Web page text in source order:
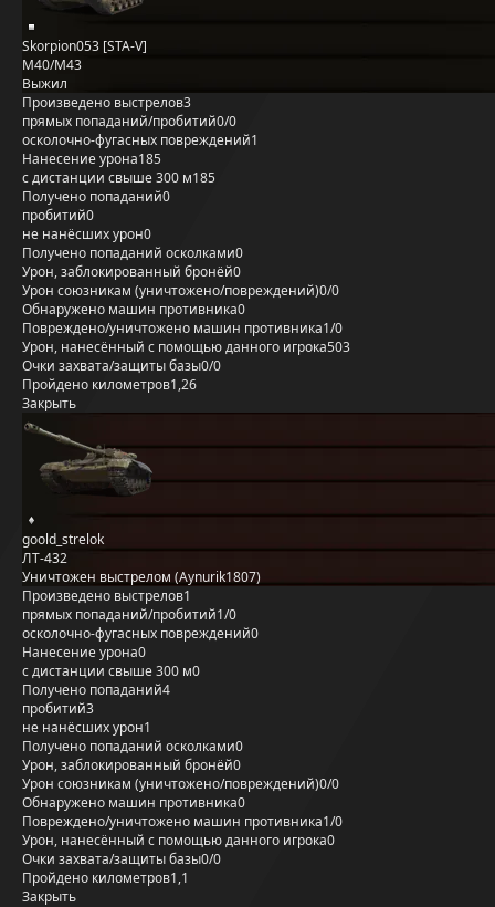
Skorpion053 [STA-V]
M40/M43
Выжил
Произведено выстрелов3
прямых попаданий/пробитий0/0
осколочно-фугасных повреждений1
Нанесение урона185
с дистанции свыше 300 м185
Получено попаданий0
пробитий0
не нанёсших урон0
Получено попаданий осколками0
Урон, заблокированный бронёй0
Урон союзникам (уничтожено/повреждений)0/0
Обнаружено машин противника0
Повреждено/уничтожено машин противника1/0
Урон, нанесённый с помощью данного игрока503
Очки захвата/защиты базы0/0
Пройдено километров1,26
Закрыть
goold_strelok
ЛТ-432
Уничтожен выстрелом (Aynurik1807)
Произведено выстрелов1
прямых попаданий/пробитий1/0
осколочно-фугасных повреждений0
Нанесение урона0
с дистанции свыше 300 м0
Получено попаданий4
пробитий3
не нанёсших урон1
Получено попаданий осколками0
Урон, заблокированный бронёй0
Урон союзникам (уничтожено/повреждений)0/0
Обнаружено машин противника0
Повреждено/уничтожено машин противника1/0
Урон, нанесённый с помощью данного игрока0
Очки захвата/защиты базы0/0
Пройдено километров1,1
Закрыть